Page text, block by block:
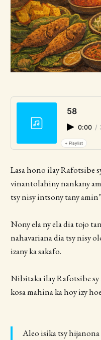
58
0:00 /
+ Playlist
Lasa hono ilay Rafotsibe
vinantolahiny nankany
tsy nisy intsony tany
Nony ela ny ela dia tojo
nahavariana dia tsy nisy
izany ka sakafo.
Nibitaka ilay Rafotsibe sy
kosa mahina ka hoy izy
Aleo isika tsy hijanona